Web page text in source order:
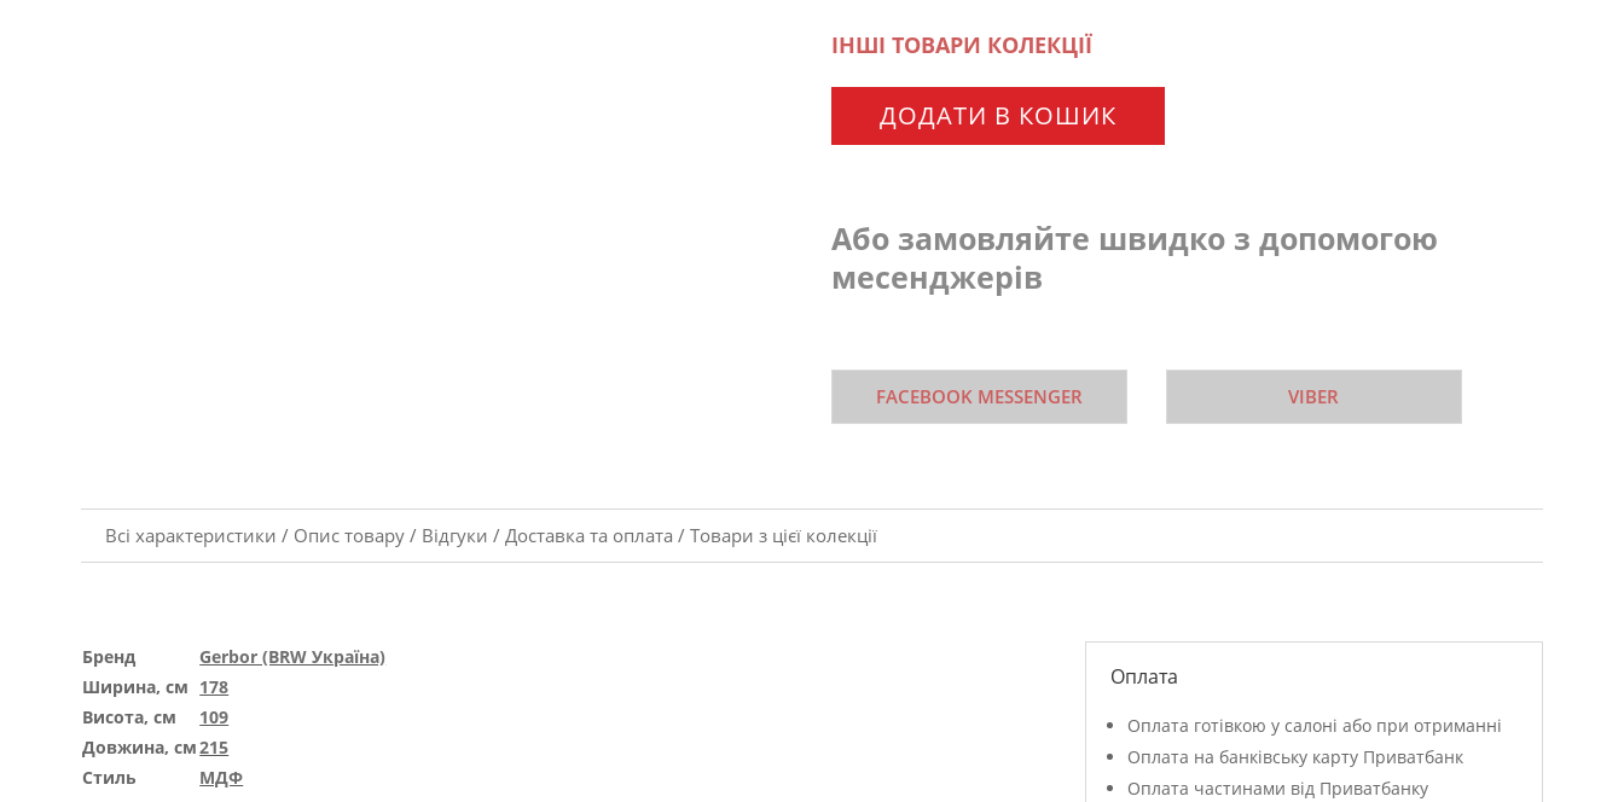
ІНШІ ТОВАРИ КОЛЕКЦІЇ
ДОДАТИ В КОШИК
Або замовляйте швидко з допомогою
месенджерів
FACEBOOK MESSENGER VIBER
Всі характеристики / Опис товару / Відгуки / Доставка та оплата /Товари з цієї колекції
Бренд
Gerbor (BRW Україна)
Ширина, см 178
Висота, см
109
Довжина, см215
Стиль
МДФ
Оплата
Оплата готівкою у салоні або при отриманні
Оплата на банківську карту Приватбанк
Оплата частинами від Приватбанку